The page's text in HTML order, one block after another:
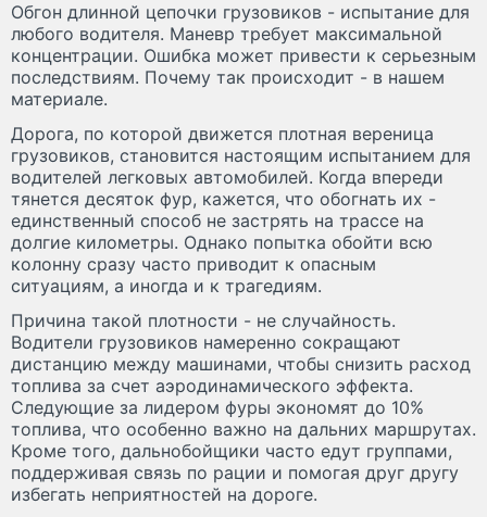
Обгон длинной цепочки грузовиков - испытание для
любого водителя. Маневр требует максимальной
концентрации. Ошибка может привести к серьезным
последствиям. Почему так происходит - в нашем
материале.
Дорога, по которой движется плотная вереница
грузовиков, становится настоящим испытанием для
водителей легковых автомобилей. Когда впереди
тянется десяток фур, кажется, что обогнать их -
единственный способ не застрять на трассе на
долгие километры. Однако попытка обойти всю
колонну сразу часто приводит к опасным
ситуациям, а иногда и к трагедиям.
Причина такой плотности - не случайность.
Водители грузовиков намеренно сокращают
дистанцию между машинами, чтобы снизить расход
топлива за счет аэродинамического эффекта.
Следующие за лидером фуры экономят до 10%
топлива, что особенно важно на дальних маршрутах.
Кроме того, дальнобойщики часто едут группами,
поддерживая связь по рации и помогая друг другу
избегать неприятностей на дороге.